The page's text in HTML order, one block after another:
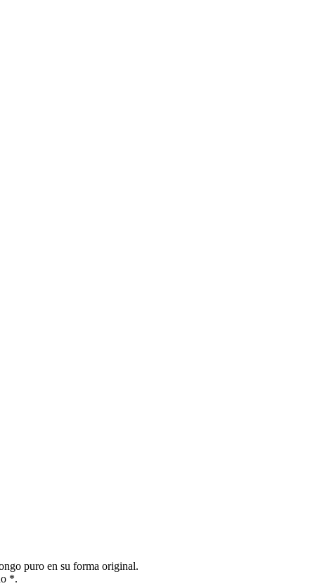
puro en su forma original.
*.